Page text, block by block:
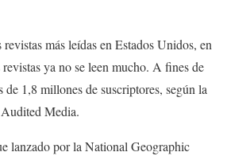
más leídas en Estados Unidos, en
ya no se leen mucho. A fines de
1,8 millones de suscriptores, según la
Media.
lanzado por la National Geographic